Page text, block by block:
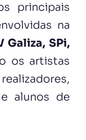
principais
na
Galiza, SPi,
os artistas
alunos de